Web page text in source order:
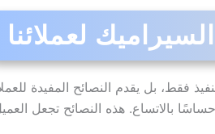
لعملائنا
فقط، بل يقدم النصائح المفيدة
بالاتساع. هذه النصائح تجعل